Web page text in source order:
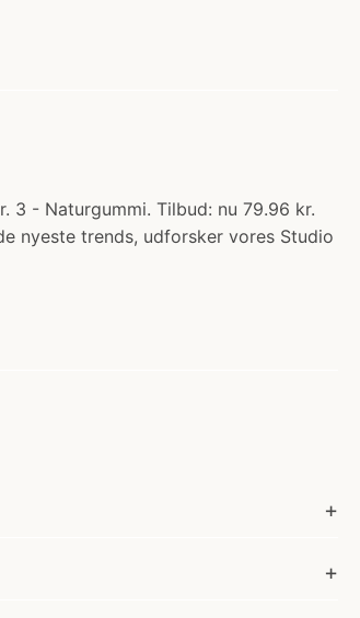
3 - Naturgummi. Tilbud: nu 79.96 kr.
nyeste trends, udforsker vores Studio